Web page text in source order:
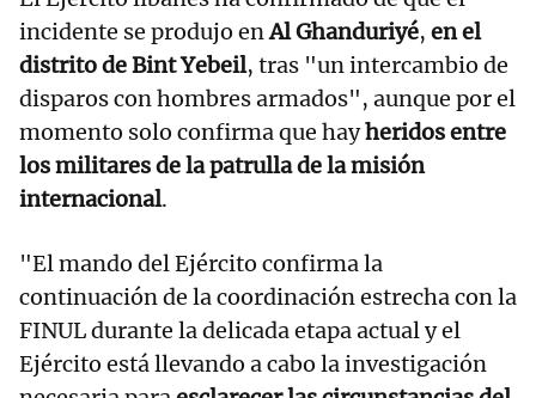
incidente se produjo enAl Ghanduriyé, en el
distrito de Bint Yebeil, tras "un intercambio de
disparos con hombres armados", aunque por el
momento solo confirma que hayheridos entre
los militares de la patrulla de la misión
internacional.
"El mando del Ejército confirma la
continuación de la coordinación estrecha con la
FINUL durante la delicada etapa actual y el
Ejército está llevando a cabo la investigación